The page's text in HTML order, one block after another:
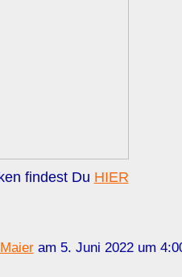
findest Du HIER
am 5. Juni 2022 um